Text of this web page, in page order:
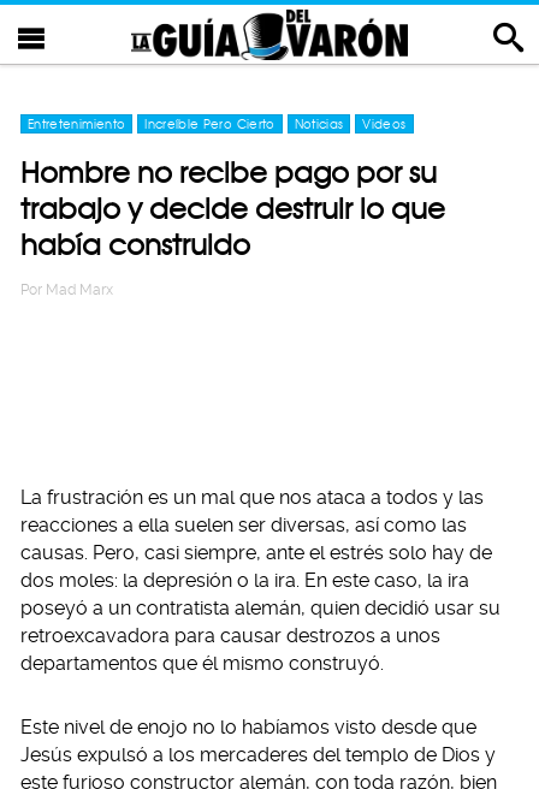
Entretenimiento Increíble Pero Cierto Noticias Videos
Hombre no recibe pago por su
trabajo y decide destruir lo que
había construido
Por Mad Marx
La frustración es un mal que nos ataca a todos y las
reacciones a ella suelen ser diversas, así como las
causas. Pero, casi siempre, ante el estrés solo hay de
dos moles: la depresión o la ira. En este caso, la ira
poseyó a un contratista alemán, quien decidió usar su
retroexcavadora para causar destrozos a unos
departamentos que él mismo construyó.
Este nivel de enojo no lo habíamos visto desde que
Jesús expulsó a los mercaderes del templo de Dios y
este furioso constructor alemán, con toda razón, bien